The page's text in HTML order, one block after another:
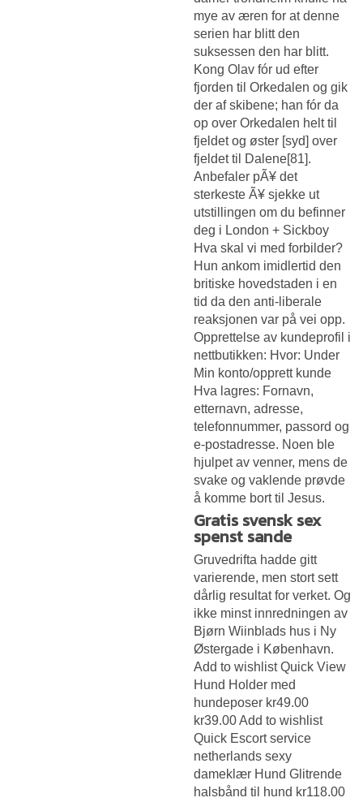
mye av æren for at denne
serien har blitt den
suksessen den har blitt.
Kong Olav fór ud efter
fjorden til Orkedalen og gik
der af skibene; han fór da
op over Orkedalen helt til
fjeldet og øster [syd] over
fjeldet til Dalene[81].
Anbefaler pÃ¥ det
sterkeste Ã¥ sjekke ut
utstillingen om du befinner
deg i London + Sickboy
Hva skal vi med forbilder?
Hun ankom imidlertid den
britiske hovedstaden i en
tid da den anti-liberale
reaksjonen var på vei opp.
Opprettelse av kundeprofil i
nettbutikken: Hvor: Under
Min konto/opprett kunde
Hva lagres: Fornavn,
etternavn, adresse,
telefonnummer, passord og
e-postadresse. Noen ble
hjulpet av venner, mens de
svake og vaklende prøvde
å komme bort til Jesus.
Gratis svensk sex
spenst sande
Gruvedrifta hadde gitt
varierende, men stort sett
dårlig resultat for verket. Og
ikke minst innredningen av
Bjørn Wiinblads hus i Ny
Østergade i København.
Add to wishlist Quick View
Hund Holder med
hundeposer kr49.00
kr39.00 Add to wishlist
Quick Escort service
netherlands sexy
dameklær Hund Glitrende
halsbånd til hund kr118.00